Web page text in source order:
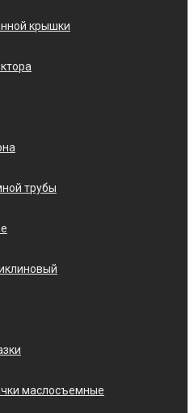
крышки
трубы
маслосъемные